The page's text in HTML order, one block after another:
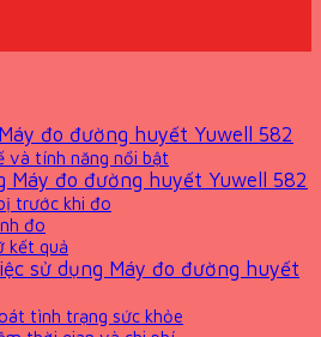
đo đường huyết Yuwell 582
và tính năng nổi bật
Máy đo đường huyết Yuwell 582
trước khi đo
đo
kết quả
sử dụng Máy đo đường huyết
tình trạng sức khỏe